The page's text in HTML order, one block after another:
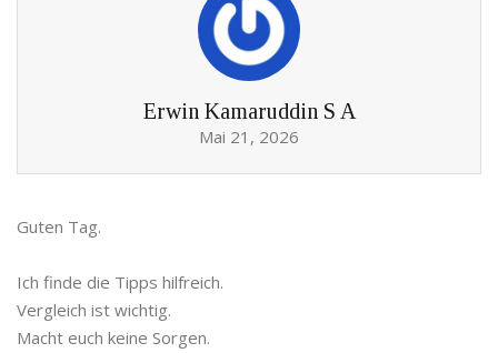
Erwin Kamaruddin S A
Mai 21, 2026
Guten Tag.
Ich finde die Tipps hilfreich.
Vergleich ist wichtig.
Macht euch keine Sorgen.